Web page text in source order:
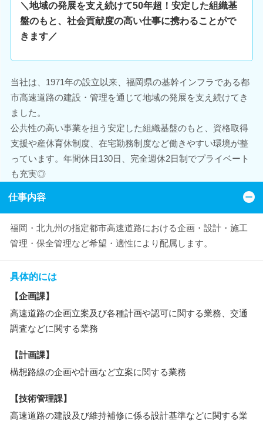
＼地域の発展を支え続けて50年超！安定した組織基
盤のもと、社会貢献度の高い仕事に携わることがで
きます／
当社は、1971年の設立以来、福岡県の基幹インフラである都
市高速道路の建設・管理を通じて地域の発展を支え続けてき
ました。
公共性の高い事業を担う安定した組織基盤のもと、資格取得
支援や産休育休制度、在宅勤務制度など働きやすい環境が整
っています。年間休日130日、完全週休2日制でプライベート
も充実◎
仕事内容
福岡・北九州の指定都市高速道路における企画・設計・施工
管理・保全管理など希望・適性により配属します。
具体的には
【企画課】
高速道路の企画立案及び各種計画や認可に関する業務、交通
調査などに関する業務
【計画課】
構想路線の企画や計画など立案に関する業務
【技術管理課】
高速道路の建設及び維持補修に係る設計基準などに関する業